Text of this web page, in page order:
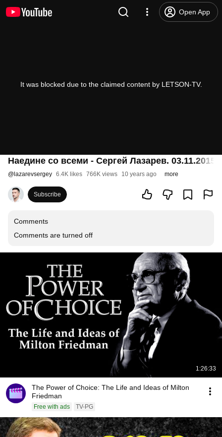
Open App
It was blocked due to the claimed content by LETSON-TV.
Наедине со всеми - Сергей Лазарев. 03.11.2015
@ lazarevsergey 6.4K likes 766K views 10 years ago more
Subscribe
Comments
Comments are turned off
1:26:33
The Power of Choice: The Life and Ideas of Milton
Friedman
Free with ads TV-PG